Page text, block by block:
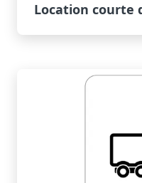
Location courte